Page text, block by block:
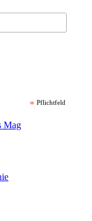
* Pflichtfeld